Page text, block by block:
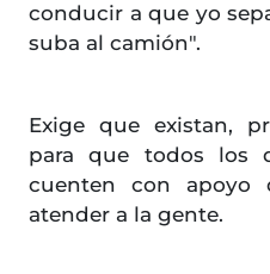
conducir a que yo
suba al camión".
Exige que existan,
para que todos los
cuenten con apoyo
atender a la gente.